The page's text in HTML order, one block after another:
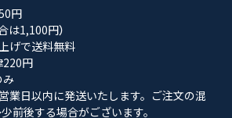
円
は1,100円）
げで送料無料
円
み
業日以内に発送いたします。ご注文の混
前後する場合がございます。